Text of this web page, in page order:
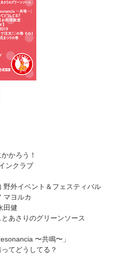
かろう！
ンクラブ
野外イベント＆フェスティバル
マヨルカ
田健
あさりのグリーンソース
〜共鳴〜」
てどうしてる？